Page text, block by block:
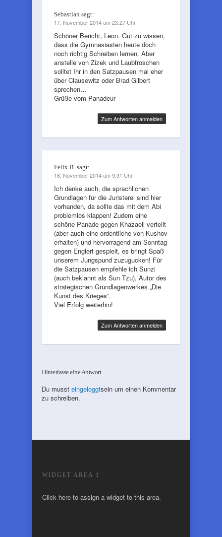
Sebastian sagt:
17. November 2014 um 23:27 Uhr
Schöner Bericht, Leon. Gut zu wissen,
dass die Gymnasiasten heute doch
noch richtig Schreiben lernen. Aber
anstelle von Zizek und Laubfröschen
solltet Ihr in den Satzpausen mal eher
über Clausewitz oder Brad Gilbert
sprechen…
Grüße vom Panadeur
Zum Antworten anmelden
Felix B. sagt:
18. November 2014 um 9:31 Uhr
Ich denke auch, die sprachlichen
Grundlagen für die Juristerei sind hier
vorhanden, da sollte das mit dem Abi
problemlos klappen! Zudem eine
schöne Panade gegen Khazaeli verteilt
(aber auch eine ordentliche von Kushov
erhalten) und hervorragend am Sonntag
gegen Englert gespielt, es bringt Spaß
unserem Jungspund zuzugucken! Für
die Satzpausen empfehle ich Sunzi
(auch beklannt als Sun Tzu), Autor des
strategischen Grundlagenwerkes „Die
Kunst des Krieges“.
Viel Erfolg weiterhin!
Zum Antworten anmelden
Hinterlasse eine Antwort
Du musst eingeloggtsein um einen Kommentar
zu schreiben.
WIDGET AREA 1
Click here to assign a widget to this area.